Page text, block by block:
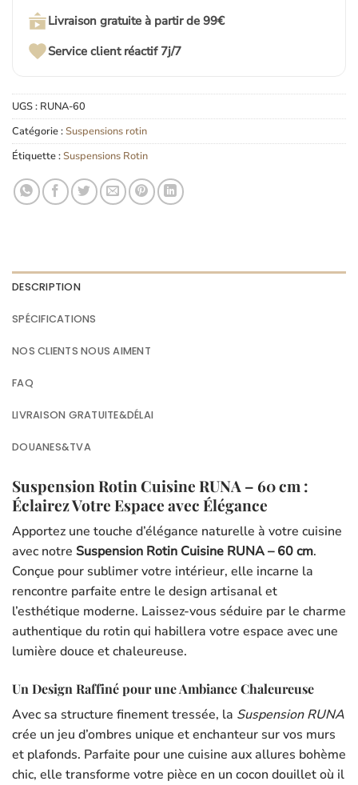
Livraison gratuite à partir de 99€
Service client réactif 7j/7
UGS : RUNA-60
Catégorie :Suspensions rotin
Étiquette :Suspensions Rotin
DESCRIPTION
SPÉCIFICATIONS
NOS CLIENTS NOUS AIMENT
FAQ
LIVRAISON GRATUITE&DÉLAI
DOUANES&TVA
Suspension Rotin Cuisine RUNA – 60 cm :
Éclairez Votre Espace avec Élégance
Apportez une touche d’élégance naturelle à votre cuisine
avec notre Suspension Rotin Cuisine RUNA – 60 cm.
Conçue pour sublimer votre intérieur, elle incarne la
rencontre parfaite entre le design artisanal et
l’esthétique moderne. Laissez-vous séduire par le charme
authentique du rotin qui habillera votre espace avec une
lumière douce et chaleureuse.
Un Design Raffiné pour une Ambiance Chaleureuse
Avec sa structure finement tressée, la Suspension RUNA
crée un jeu d’ombres unique et enchanteur sur vos murs
et plafonds. Parfaite pour une cuisine aux allures bohème
chic, elle transforme votre pièce en un cocon douillet où il